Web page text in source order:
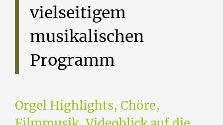
vielseitigem
musikalischen
Programm
Orgel Highlights, Chöre,